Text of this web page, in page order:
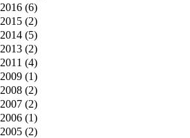
2016 (6)
2015 (2)
2014 (5)
2013 (2)
2011 (4)
2009 (1)
2008 (2)
2007 (2)
2006 (1)
2005 (2)